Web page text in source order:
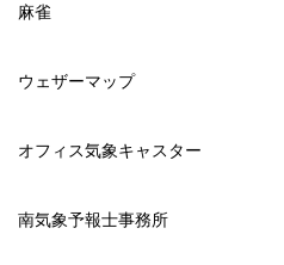
麻雀
ウェザーマップ
オフィス気象キャスター
南気象予報士事務所